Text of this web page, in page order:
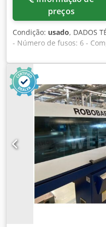
preços
Condição: usado, DADOS
- Número de fusos: 6 -
trabalho: 120 [mm]
25,4 [mm] - Velocidade do
acionamento do fuso: 18
cruzado na posição 1:
cruzado na posição 2:
cruzado na posição 3:
cruzado na posição 4:
cruzado na posição 5:
corte 6: x = 65 [mm]
alimentação: 400 [V] -
DIMENSÕES - Espaço
da máquina: 1.950 [mm] -
HORAS DE
operação: 65000 [h]
- Engrenagem Hirth
rotativo com dispositivo
ferramentas de